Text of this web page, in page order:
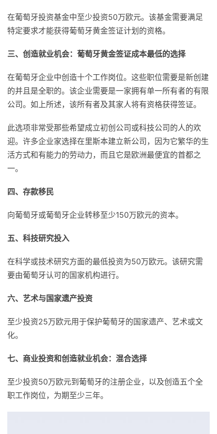
在葡萄牙投资基金中至少投资50万欧元。该基金需要满足
特定要求才能获得葡萄牙黄金签证计划的资格。
三、创造就业机会：葡萄牙黄金签证成本最低的选择
在葡萄牙企业中创造十个工作岗位。这些职位需要是新创建
的并且是全职的。该企业需要是一家拥有单一所有者的有限
公司。如上所述，该所有者及其家人将有资格获得签证。
此选项非常受那些希望成立初创公司或科技公司的人的欢
迎。许多企业家选择在里斯本建立新公司，因为它繁华的生
活方式和有能力的劳动力，而且它是欧洲最便宜的首都之
一。
四、存款移民
向葡萄牙或葡萄牙企业转移至少150万欧元的资本。
五、科技研究投入
在科学或技术研究方面的最低投资为50万欧元。该研究需
要由葡萄牙认可的国家机构进行。
六、艺术与国家遗产投资
至少投资25万欧元用于保护葡萄牙的国家遗产、艺术或文
化。
七、商业投资和创造就业机会：混合选择
至少投资50万欧元到葡萄牙的注册企业，以及创造五个全
职工作岗位，为期至少三年。